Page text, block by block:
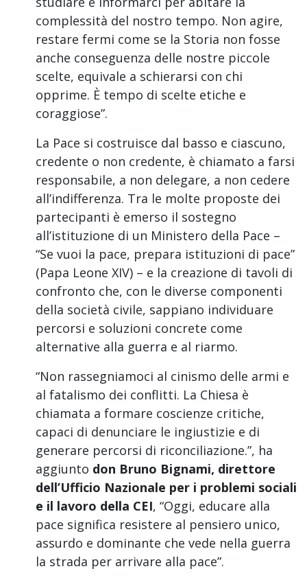
complessità del nostro tempo. Non agire,
restare fermi come se la Storia non fosse
anche conseguenza delle nostre piccole
scelte, equivale a schierarsi con chi
opprime. È tempo di scelte etiche e
coraggiose”.
La Pace si costruisce dal basso e ciascuno,
credente o non credente, è chiamato a farsi
responsabile, a non delegare, a non cedere
all’indifferenza. Tra le molte proposte dei
partecipanti è emerso il sostegno
all’istituzione di un Ministero della Pace –
“Se vuoi la pace, prepara istituzioni di pace”
(Papa Leone XIV) – e la creazione di tavoli di
confronto che, con le diverse componenti
della società civile, sappiano individuare
percorsi e soluzioni concrete come
alternative alla guerra e al riarmo.
“Non rassegniamoci al cinismo delle armi e
al fatalismo dei conflitti. La Chiesa è
chiamata a formare coscienze critiche,
capaci di denunciare le ingiustizie e di
generare percorsi di riconciliazione.”, ha
aggiunto don Bruno Bignami, direttore
dell’Ufficio Nazionale per i problemi sociali
e il lavoro della CEI, “Oggi, educare alla
pace significa resistere al pensiero unico,
assurdo e dominante che vede nella guerra
la strada per arrivare alla pace”.